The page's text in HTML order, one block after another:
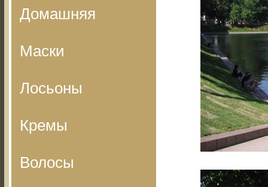
Домашняя
Маски
Лосьоны
Кремы
Волосы